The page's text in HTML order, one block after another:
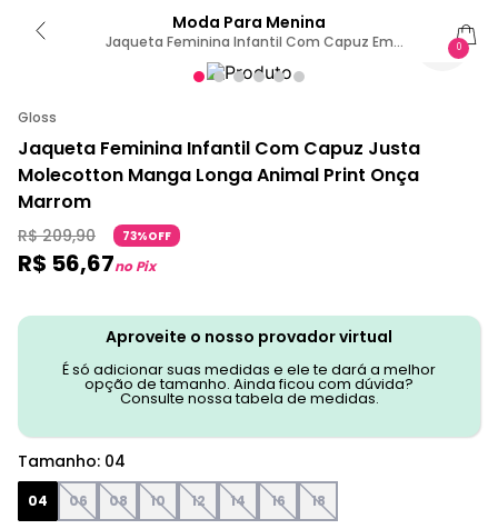
Moda Para Menina
Jaqueta Feminina Infantil Com Capuz Em
Molecotton Gloss 4 / Marrom
0
Gloss
Jaqueta Feminina Infantil Com Capuz Justa
Molecotton Manga Longa Animal Print Onça
Marrom
R$ 209,90 73%OFF
R$ 56,67no Pix
Aproveite o nosso provador virtual
É só adicionar suas medidas e ele te dará a melhor
opção de tamanho. Ainda ficou com dúvida?
Consulte nossa tabela de medidas.
Tamanho: 04
04 06 08 10 12 14 16 18